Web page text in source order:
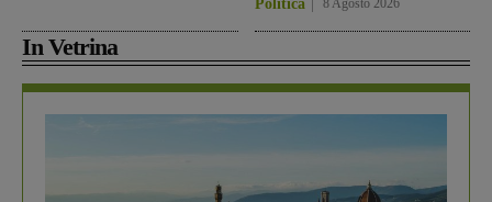
Politica 8 Agosto 2026
In Vetrina